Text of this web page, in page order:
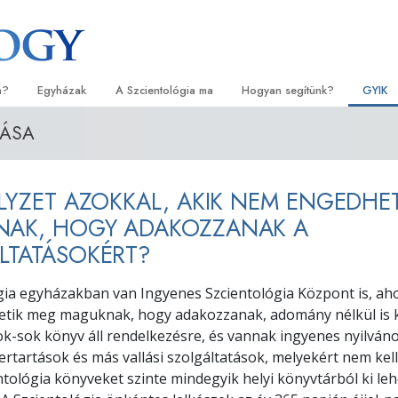
szcientológust!
Egyházak
Haladó szervezetek
Flag Szárazföldi Bázis
Eljuttatjuk a világak a Scientology-t
A Szcientológia ma
David Miscavige – A Scientology
egyházi vezetője
Hogyan segítünk?
Criminon
Narconon
Együtt az Emberi Jogokért
Állampolgári Bizottság az
Jogokért
GYIK
A
AZOKKAL, AKIK NEM
HOGY ADAKOZZANAK A
egyházakban van Ingyenes Szcientológia Központ is,
meg maguknak, hogy adakozzanak, adomány nélkül is
sok könyv áll rendelkezésre, és vannak ingyenes
és más vallási szolgáltatások, melyekért nem
könyveket szinte mindegyik helyi könyvtárból ki